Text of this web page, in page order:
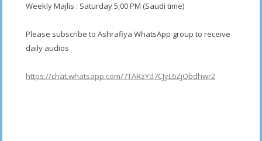
Weekly Majlis : Saturday 5;00 PM (Saudi time)
Please subscribe to Ashrafiya WhatsApp group to receive
daily audios
https://chat.whatsapp.com/7TARzYd7CJyL6ZjObdhwr2